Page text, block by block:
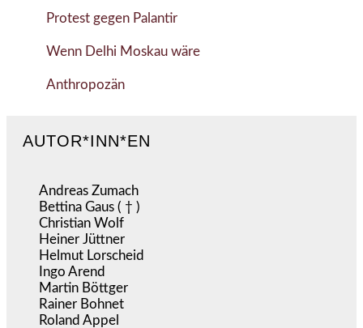
Protest gegen Palantir
Wenn Delhi Moskau wäre
Anthropozän
AUTOR*INN*EN
Andreas Zumach
Bettina Gaus ( † )
Christian Wolf
Heiner Jüttner
Helmut Lorscheid
Ingo Arend
Martin Böttger
Rainer Bohnet
Roland Appel